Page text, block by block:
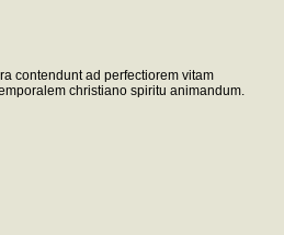
contendunt ad perfectiorem vitam
christiano spiritu animandum.